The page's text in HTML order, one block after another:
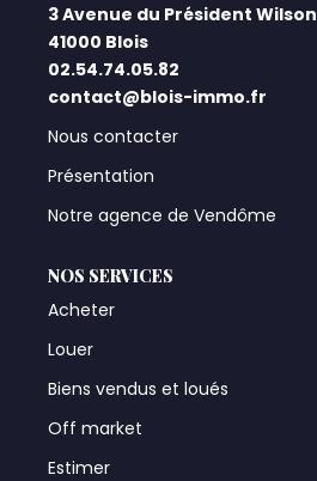
3 Avenue du Président Wilson
41000 Blois
02.54.74.05.82
contact@blois-immo.fr
Nous contacter
Présentation
Notre agence de Vendôme
NOS SERVICES
Acheter
Louer
Biens vendus et loués
Off market
Estimer